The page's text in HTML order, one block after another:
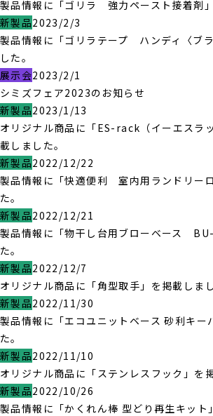
製品情報に「ゴリラ 強力ペースト接着剤」
新製品2023/2/3
製品情報に「ゴリラテープ ハンディ〈ブ
した。
展示会2023/2/1
シミズフェア2023のお知らせ
新製品2023/1/13
オリジナル商品に「ES-rack（イーエスラ
載しました。
新製品2022/12/22
製品情報に「快適便利 室内用ランドリー
た。
新製品2022/12/21
製品情報に「物干し台用ブローベース
た。
新製品2022/12/7
オリジナル商品に「角型取手」を掲載しまし
新製品2022/11/30
製品情報に「エコユニットベース 砂利キー
た。
新製品2022/11/10
オリジナル商品に「ステンレスフック」を
新製品2022/10/26
製品情報に「かくれん棒 型どり再生キット